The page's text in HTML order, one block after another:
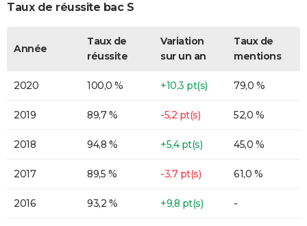
Taux de réussite bac S
Année
Taux de
réussite
Variation
sur un an
Taux de
mentions
2020 100,0 % +10,3 pt(s) 79,0 %
2019 89,7 % -5,2 pt(s) 52,0 %
2018 94,8 % +5,4 pt(s) 45,0 %
2017 89,5 % -3,7 pt(s) 61,0 %
2016 93,2 % +9,8 pt(s) -